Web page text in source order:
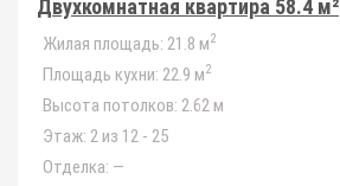
Двухкомнатная квартира 58.4 м²
Жилая площадь: 21.8 м2
Площадь кухни: 22.9 м2
Высота потолков: 2.62 м
Этаж: 2 из 12 - 25
Отделка: —